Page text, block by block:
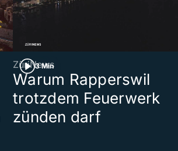
3 Min
ZüriNews
Warum Rapperswil
trotzdem Feuerwerk
zünden darf